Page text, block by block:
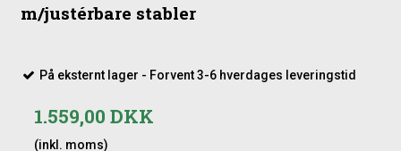
m/justérbare stabler
På eksternt lager - Forvent 3-6 hverdages leveringstid
1.559,00 DKK
(inkl. moms)